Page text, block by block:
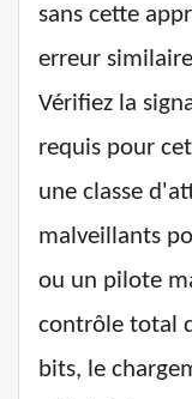
sans cette
erreur
Vérifiez la
requis pour
une classe
malveillants
ou un pilote
contrôle total
bits, le